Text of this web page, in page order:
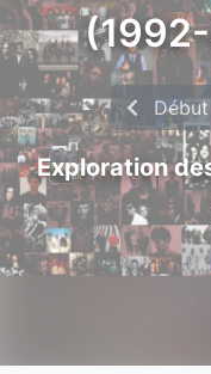
Début
Exploration